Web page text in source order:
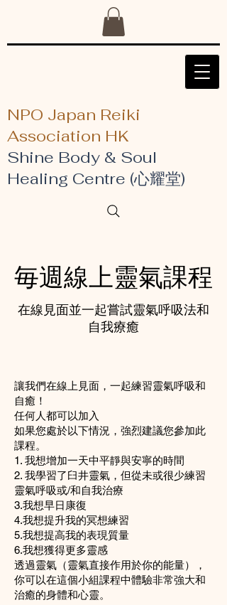
NPO Japan Reiki
Association HK
Shine Body & Soul
Healing Centre (心耀堂)
毎週線上靈氣課程
在線見面並一起嘗試靈氣呼吸法和
自我療癒
讓我們在線上見面，一起練習靈氣呼吸和
自癒！
任何人都可以加入
如果您處於以下情況，強烈建議您參加此
課程。
1. 我想增加一天中平靜與安寧的時間
2. 我學習了臼井靈氣，但從未或很少練習
靈氣呼吸或/和自我治療
3.我想早日康復
4.我想提升我的冥想練習
5.我想​​提高我的表現質量
6.我想獲得更多靈感
透過靈氣（靈氣直接作用於你的能量），
你可以在這個小組課程中體驗非常強大和
治癒的身體和心靈。